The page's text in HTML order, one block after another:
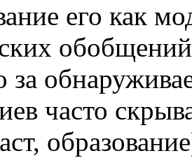
его как
обобщений
за
часто